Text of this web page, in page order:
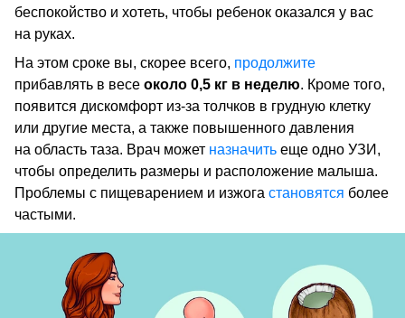
беспокойство и хотеть, чтобы ребенок оказался у вас
на руках.
На этом сроке вы, скорее всего, продолжите
прибавлять в весе около 0,5 кг в неделю. Кроме того,
появится дискомфорт из-за толчков в грудную клетку
или другие места, а также повышенного давления
на область таза. Врач может назначить еще одно УЗИ,
чтобы определить размеры и расположение малыша.
Проблемы с пищеварением и изжога становятся более
частыми.